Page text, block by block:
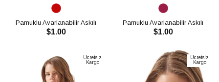
Pamuklu Ayarlanabilir Askılı
Fermuarlı Bralet Büstiyer CH1020
$1.00
Pamuklu Ayarlanabilir Askılı
Fermuarlı Bralet Büstiyer CH1020
$1.00
Ücretsiz
Kargo
Ücretsiz
Kargo